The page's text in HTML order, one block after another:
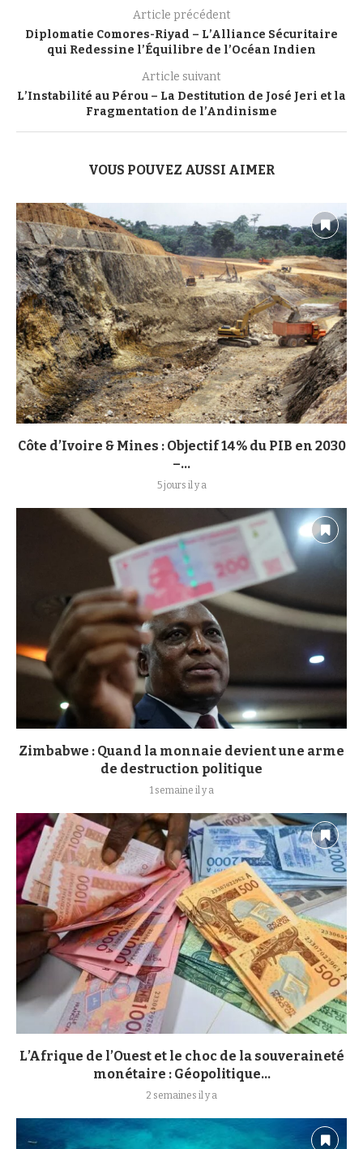
Article précédent
Diplomatie Comores-Riyad – L’Alliance Sécuritaire
qui Redessine l’Équilibre de l’Océan Indien
Article suivant
L’Instabilité au Pérou – La Destitution de José Jeri et la
Fragmentation de l’Andinisme
VOUS POUVEZ AUSSI AIMER
Côte d’Ivoire & Mines : Objectif 14% du PIB en 2030
–...
5 jours il y a
Zimbabwe : Quand la monnaie devient une arme
de destruction politique
1 semaine il y a
L’Afrique de l’Ouest et le choc de la souveraineté
monétaire : Géopolitique...
2 semaines il y a